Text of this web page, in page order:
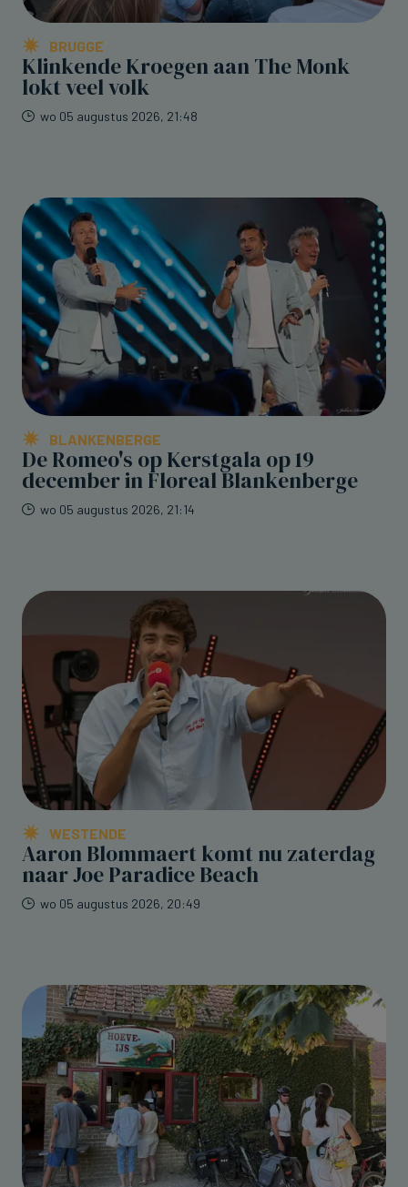
BRUGGE
Klinkende Kroegen aan The Monk
lokt veel volk
wo 05 augustus 2026, 21:48
BLANKENBERGE
De Romeo's op Kerstgala op 19
december in Floreal Blankenberge
wo 05 augustus 2026, 21:14
WESTENDE
Aaron Blommaert komt nu zaterdag
naar Joe Paradice Beach
wo 05 augustus 2026, 20:49